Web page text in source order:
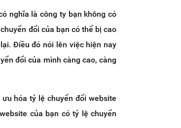
nghĩa là công ty bạn không có
đổi của bạn có thể bị cao
Điều đó nói lên việc hiện nay
đổi của mình càng cao, càng
ưu hóa tỷ lệ chuyển đổi website
của bạn có tỷ lệ chuyển